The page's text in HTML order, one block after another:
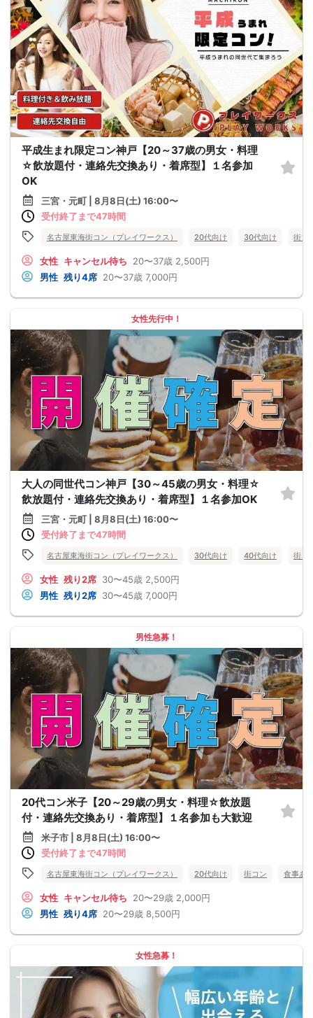
平成生まれ限定コン神戸【20～37歳の男女・料理
☆飲放題付・連絡先交換あり・着席型】１名参加
OK
三宮・元町 | 8月8日(土) 16:00〜
受付終了まで47時間
名古屋東海街コン（プレイワークス） 20代向け 30代向け 街コ
女性 キャンセル待ち 20〜37歳 2,500円
男性 残り4席 20〜37歳 7,000円
女性先行中！
大人の同世代コン神戸【30～45歳の男女・料理☆
飲放題付・連絡先交換あり・着席型】１名参加OK
三宮・元町 | 8月8日(土) 16:00〜
受付終了まで47時間
名古屋東海街コン（プレイワークス） 30代向け 40代向け 街コ
女性 残り2席 30〜45歳 2,500円
男性 残り2席 30〜45歳 7,000円
男性急募！
20代コン米子【20～29歳の男女・料理☆飲放題
付・連絡先交換あり・着席型】１名参加も大歓迎
米子市 | 8月8日(土) 16:00〜
受付終了まで47時間
名古屋東海街コン（プレイワークス） 20代向け 街コン 食事あ
女性 キャンセル待ち 20〜29歳 2,000円
男性 残り4席 20〜29歳 8,500円
女性急募！